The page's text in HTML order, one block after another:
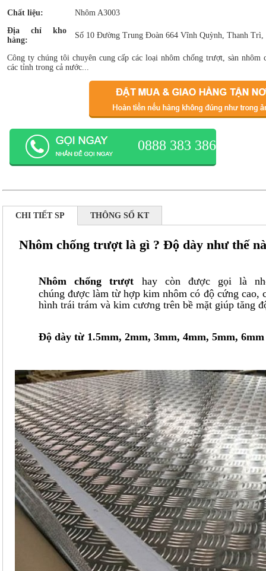
Chất liệu:
Nhôm A3003
Địa chỉ kho
hàng:
Số 10 Đường Trung Đoàn 664 Vĩnh Quỳnh, Thanh Trì,
Công ty chúng tôi chuyên cung cấp các loại nhôm chống trượt, sàn
các tỉnh trong cả nước...
0888 383 386
CHI TIẾT SP THÔNG SỐ KT
Nhôm chống trượt là gì ? Độ dày như thế
Nhôm chống trượt hay còn được gọi là
chúng được làm từ hợp kim nhôm có độ cứng cao,
hình trái trám và kim cương trên bề mặt giúp tăng
Độ dày từ 1.5mm, 2mm, 3mm, 4mm, 5mm, 6mm